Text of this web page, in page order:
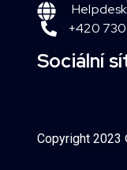
Helpdesk
+420 730
Sociální
Copyright 2023